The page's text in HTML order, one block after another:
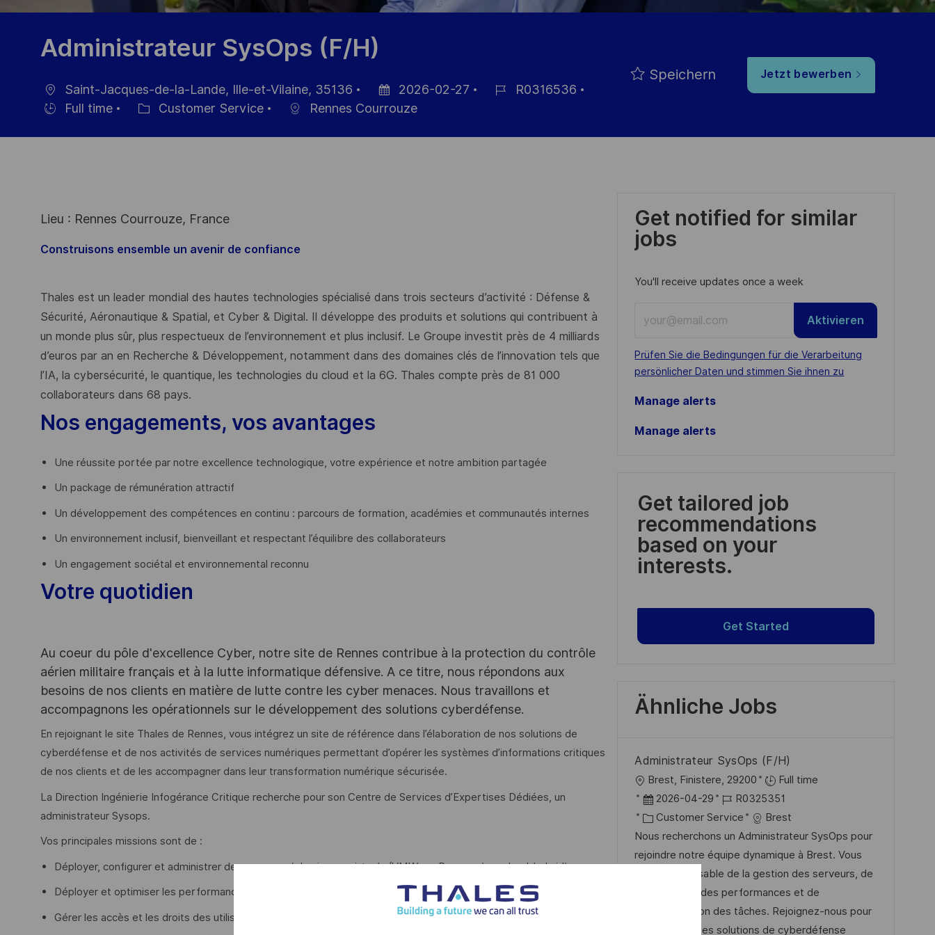
Administrateur SysOps (F/H)
Ort
Saint-Jacques-de-la-Lande, Ille-et-Vilaine, 35136
Datum
Veröffentlichung
2026-02-27
R0316536
Full time
Customer Service Rennes Courrouze
Speichern Jetzt bewerben
Lieu : Rennes Courrouze, France
Construisons ensemble un avenir de confiance
Thales est un leader mondial des hautes technologies spécialisé dans trois secteurs d’activité : Défense &
Sécurité, Aéronautique & Spatial, et Cyber & Digital. Il développe des produits et solutions qui contribuent à
un monde plus sûr, plus respectueux de l’environnement et plus inclusif. Le Groupe investit près de 4 milliards
d’euros par an en Recherche & Développement, notamment dans des domaines clés de l’innovation tels que
l’IA, la cybersécurité, le quantique, les technologies du cloud et la 6G. Thales compte près de 81 000
collaborateurs dans 68 pays.
Nos engagements, vos avantages
Une réussite portée par notre excellence technologique, votre expérience et notre ambition partagée
Un package de rémunération attractif
Un développement des compétences en continu : parcours de formation, académies et communautés internes
Un environnement inclusif, bienveillant et respectant l’équilibre des collaborateurs
Un engagement sociétal et environnemental reconnu
Votre quotidien
Au coeur du pôle d'excellence Cyber, notre site de Rennes contribue à la protection du contrôle
aérien militaire français et à la lutte informatique défensive. A ce titre, nous répondons aux
besoins de nos clients en matière de lutte contre les cyber menaces. Nous travaillons et
accompagnons les opérationnels sur le développement des solutions cyberdéfense.
En rejoignant le site Thales de Rennes, vous intégrez un site de référence dans l’élaboration de nos solutions de
cyberdéfense et de nos activités de services numériques permettant d’opérer les systèmes d’informations critiques
de nos clients et de les accompagner dans leur transformation numérique sécurisée.
La Direction Ingénierie Infogérance Critique recherche pour son Centre de Services d’Expertises Dédiées, un
administrateur Sysops.
Vos principales missions sont de :
Déployer, configurer et administrer des serveurs (physiques, virtuels (VMWare, Proxmox) ou cloud-hybrid)
Déployer et optimiser les performances des systèmes et réseaux
Gérer les accès et les droits des utilisateurs
Get notified for similar
jobs
You'll receive updates once a week
Email
address
(Required)
Required
Prüfen Sie die Bedingungen für die Verarbeitung
persönlicher Daten und stimmen Sie ihnen zu
Aktivieren
Manage alerts
Manage alerts
Get tailored job
recommendations
based on your
interests.
Get Started
Ähnliche Jobs
Administrateur SysOps (F/H)
O
r
t
Brest, Finistere, 29200
Full time
D
a
t
u
2026-04-29
J
o
b
-
I
D
R0325351
K
a
t
Customer Service
Brest
Nous recherchons un Administrateur SysOps pour
rejoindre notre équipe dynamique à Brest. Vous
serez responsable de la gestion des serveurs, de
l'optimisation des performances et de
l'automatisation des tâches. Rejoignez-nous pour
contribuer à des solutions de cyberdéfense